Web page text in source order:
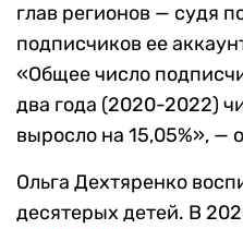
глав регионов — судя
подписчиков ее
«Общее число
два года (2020-2022)
выросло на 15,05%», —
Ольга Дехтяренко
десятерых детей. В